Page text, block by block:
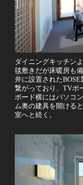
ダイニングキッチン
毯敷きだが床暖房も
井に設置された
繋がっており、TVボ
ボード横にはパソコ
ム奥の建具を開ける
室へと続く。